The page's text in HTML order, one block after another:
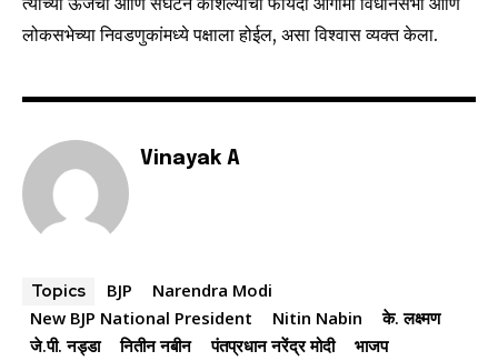
लोकसभेच्या निवडणुकांमध्ये पक्षाला होईल, असा विश्वास व्यक्त केला.
Vinayak A
Topics BJP
Narendra Modi
New BJP National President
Nitin Nabin
के. लक्ष्मण
जे.पी. नड्डा
नितीन नबीन पंतप्रधान नरेंद्र मोदी
भाजप